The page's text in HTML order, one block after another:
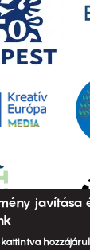
javítása
kattintva